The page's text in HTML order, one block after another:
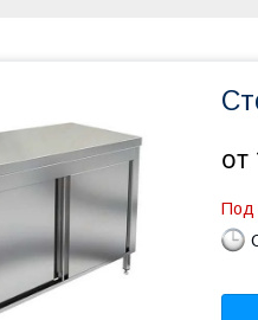
от
Под